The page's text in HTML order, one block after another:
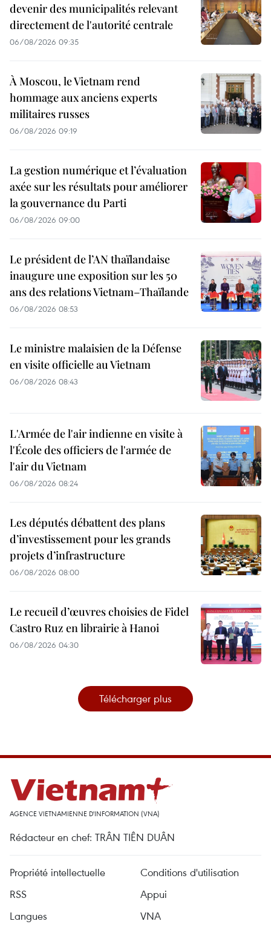
devenir des municipalités relevant
directement de l'autorité centrale
06/08/2026 09:35
À Moscou, le Vietnam rend
hommage aux anciens experts
militaires russes
06/08/2026 09:19
La gestion numérique et l’évaluation
axée sur les résultats pour améliorer
la gouvernance du Parti
06/08/2026 09:00
Le président de l’AN thaïlandaise
inaugure une exposition sur les 50
ans des relations Vietnam–Thaïlande
06/08/2026 08:53
Le ministre malaisien de la Défense
en visite officielle au Vietnam
06/08/2026 08:43
L'Armée de l'air indienne en visite à
l'École des officiers de l'armée de
l'air du Vietnam
06/08/2026 08:24
Les députés débattent des plans
d’investissement pour les grands
projets d’infrastructure
06/08/2026 08:00
Le recueil d’œuvres choisies de Fidel
Castro Ruz en librairie à Hanoi
06/08/2026 04:30
Télécharger plus
AGENCE VIETNAMIENNE D'INFORMATION (VNA)
Rédacteur en chef: TRÂN TIÊN DUÂN
Propriété intellectuelle
Conditions d'utilisation
RSS
Appui
Langues
VNA